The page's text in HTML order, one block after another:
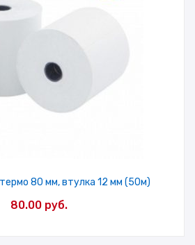
80 мм, втулка 12 мм (50м)
80.00 руб.